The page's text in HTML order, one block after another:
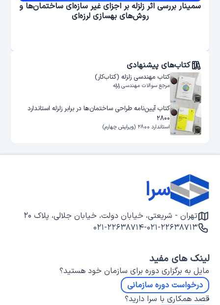
سمینار بررسی اثر زلزله بر اجزای غیر سازه‌ای ساختمان‌ها و
روش‌های بهسازی لرزه‌ای
کتاب‌های پیشنهادی
کتاب مهندسی زلزله (کتاب‌‌کار)
مرجع سوالات مهندسی زلزله
کتاب آیین‌نامه طراحی ساختمان‌ها در برابر زلزله استاندارد
۲۸۰۰
استاندارد ۲۸۰۰ (ویرایش چهارم)
سرا
تهران - شریعتی، خیابان دولت، خیابان جلالی، پلاک ۲۰
۰۲۱-۲۲۶۳۸۷۱۳-۰۲۱-۲۲۶۳۸۷۱۴
لینک های مفید
مایل به برگزاری دوره برای سازمان خود هستید؟
درخواست دوره سازمانی
قصد همکاری با سرا دارید؟